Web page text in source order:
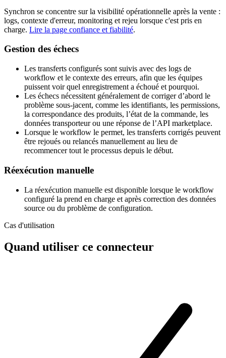
Synchron se concentre sur la visibilité opérationnelle après la vente :
logs, contexte d'erreur, monitoring et rejeu lorsque c'est pris en
charge. Lire la page confiance et fiabilité.
Gestion des échecs
Les transferts configurés sont suivis avec des logs de
workflow et le contexte des erreurs, afin que les équipes
puissent voir quel enregistrement a échoué et pourquoi.
Les échecs nécessitent généralement de corriger d’abord le
problème sous-jacent, comme les identifiants, les permissions,
la correspondance des produits, l’état de la commande, les
données transporteur ou une réponse de l’API marketplace.
Lorsque le workflow le permet, les transferts corrigés peuvent
être rejoués ou relancés manuellement au lieu de
recommencer tout le processus depuis le début.
Réexécution manuelle
La réexécution manuelle est disponible lorsque le workflow
configuré la prend en charge et après correction des données
source ou du problème de configuration.
Cas d'utilisation
Quand utiliser ce connecteur